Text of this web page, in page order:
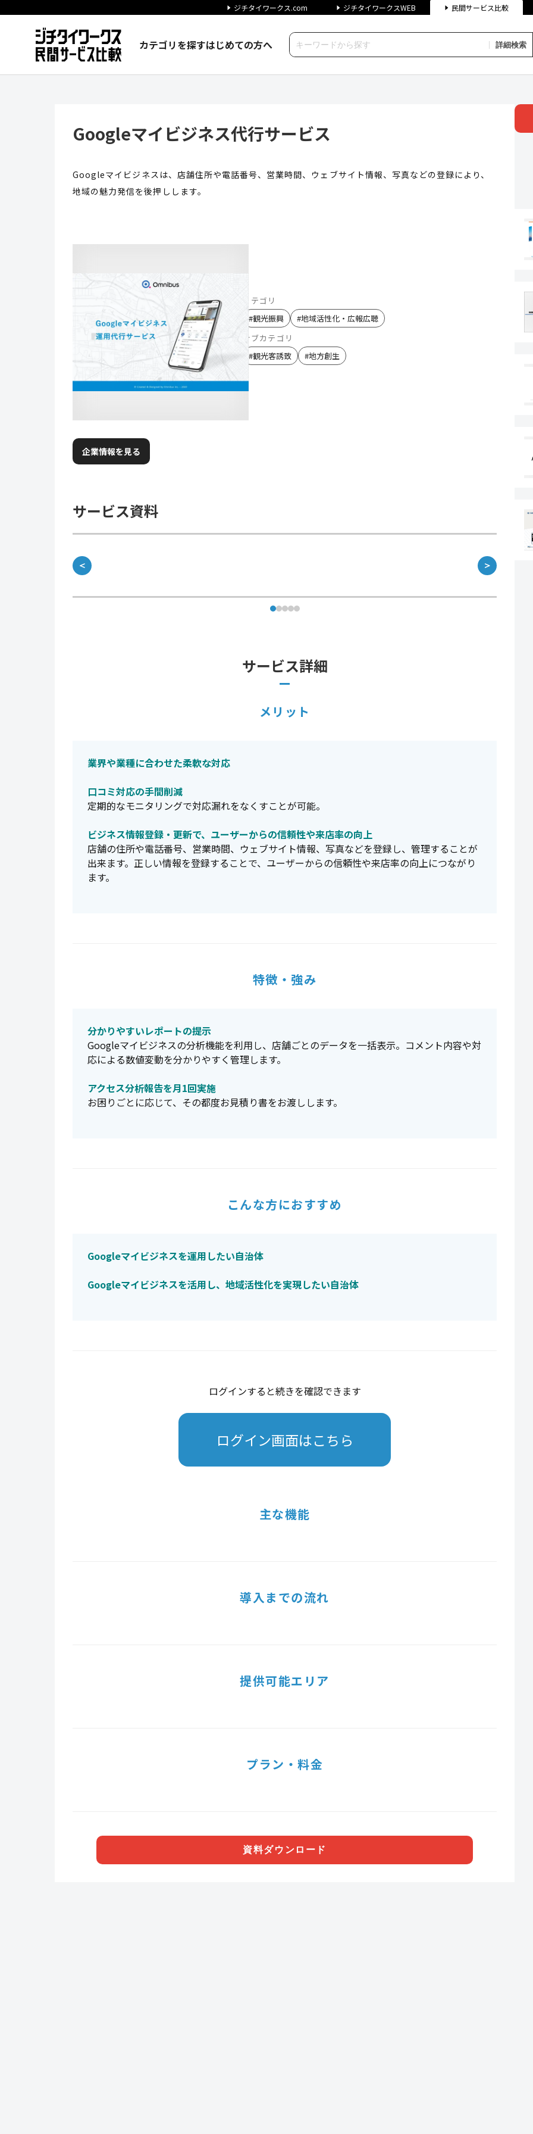
ジチタイワークス.com ジチタイワークスWEB 民間サービス比較
カテゴリを探すはじめての方へ 詳細検索
Googleマイビジネス代行サービス
Googleマイビジネスは、店舗住所や電話番号、営業時間、ウェブサイト情報、写真などの登録により、
地域の魅力発信を後押しします。
カテゴリ
#観光振興 #地域活性化・広報広聴
サブカテゴリ
#観光客誘致 #地方創生
企業情報を見る
サービス資料
＜ ＞
サービス詳細
メリット
業界や業種に合わせた柔軟な対応
口コミ対応の手間削減
定期的なモニタリングで対応漏れをなくすことが可能。
ビジネス情報登録・更新で、ユーザーからの信頼性や来店率の向上
店舗の住所や電話番号、営業時間、ウェブサイト情報、写真などを登録し、管理することが
出来ます。正しい情報を登録することで、ユーザーからの信頼性や来店率の向上につながり
ます。
特徴・強み
分かりやすいレポートの提示
Googleマイビジネスの分析機能を利用し、店舗ごとのデータを一括表示。コメント内容や対
応による数値変動を分かりやすく管理します。
アクセス分析報告を月1回実施
お困りごとに応じて、その都度お見積り書をお渡しします。
こんな方におすすめ
Googleマイビジネスを運用したい自治体
Googleマイビジネスを活用し、地域活性化を実現したい自治体
ログインすると続きを確認できます
ログイン画面はこちら
主な機能
導入までの流れ
提供可能エリア
プラン・料金
資料ダウンロード